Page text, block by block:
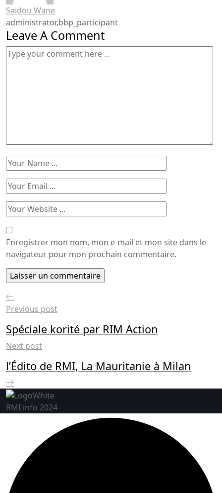
Saidou Wane
administrator,bbp_participant
Leave A Comment
Enregistrer mon nom, mon e-mail et mon site dans le
navigateur pour mon prochain commentaire.
Previous post
Spéciale korité par RIM Action
Next post
l’Édito de RMI, La Mauritanie à Milan
RMI info 2024